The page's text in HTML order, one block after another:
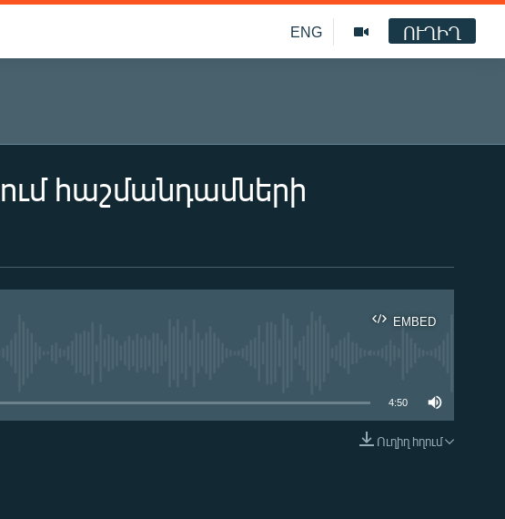
ENG ՈՒՂԻՂ
հաշմանդամների
EMBED
EMBED
4:50
Ուղիղ հղում